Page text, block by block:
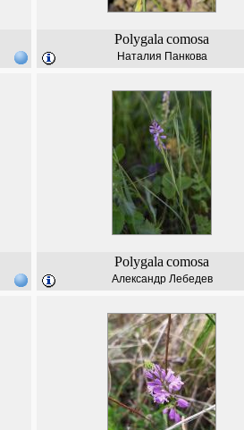
Polygala comosa
Наталия Панкова
Polygala comosa
Александр Лебедев